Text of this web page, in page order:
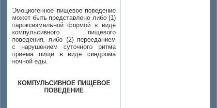
Эмоциогенное пищевое поведение
может быть представлено либо (1)
пароксизмальной формой в виде
компульсивного пищевого
поведения, либо (2) перееданием
с нарушением суточного ритма
приема пищи в виде синдрома
ночной еды.
КОМПУЛЬСИВНОЕ ПИЩЕВОЕ
ПОВЕДЕНИЕ